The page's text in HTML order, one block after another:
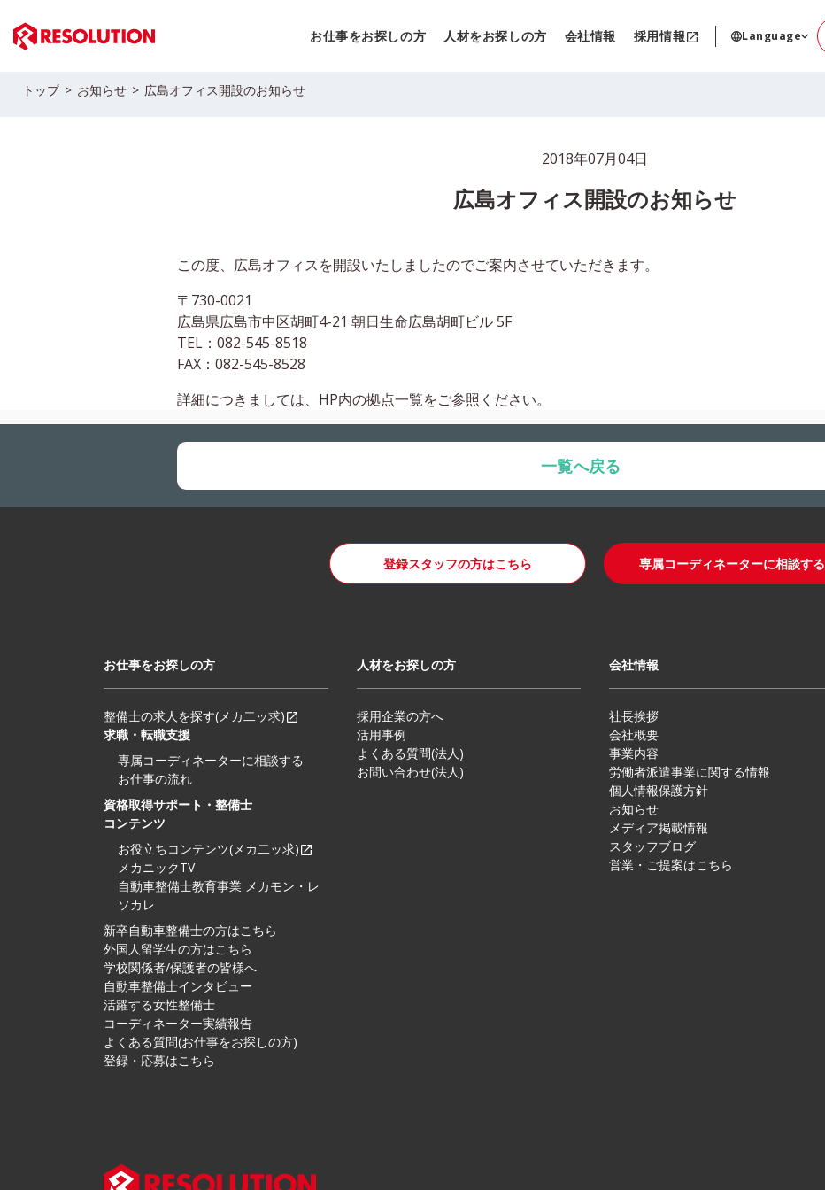
お仕事をお探しの方 人材をお探しの方 会社情報 採用情報 Language
トップ お知らせ 広島オフィス開設のお知らせ
2018年07月04日
広島オフィス開設のお知らせ
この度、広島オフィスを開設いたしましたのでご案内させていただきます。
〒730-0021
広島県広島市中区胡町4-21 朝日生命広島胡町ビル 5F
TEL：082-545-8518
FAX：082-545-8528
詳細につきましては、HP内の拠点一覧をご参照ください。
一覧へ戻る
登録スタッフの方はこちら 専属コーディネーターに相談する
お仕事をお探しの方
整備士の求人を探す(メカ二ッ求)
求職・転職支援
専属コーディネーターに相談する
お仕事の流れ
資格取得サポート・整備士
コンテンツ
お役立ちコンテンツ(メカ二ッ求)
メカニックTV
自動車整備士教育事業 メカモン・レ
ソカレ
新卒自動車整備士の方はこちら
外国人留学生の方はこちら
学校関係者/保護者の皆様へ
自動車整備士インタビュー
活躍する女性整備士
コーディネーター実績報告
よくある質問(お仕事をお探しの方)
登録・応募はこちら
人材をお探しの方
採用企業の方へ
活用事例
よくある質問(法人)
お問い合わせ(法人)
会社情報
社長挨拶
会社概要
事業内容
労働者派遣事業に関する情報
個人情報保護方針
お知らせ
メディア掲載情報
スタッフブログ
営業・ご提案はこちら